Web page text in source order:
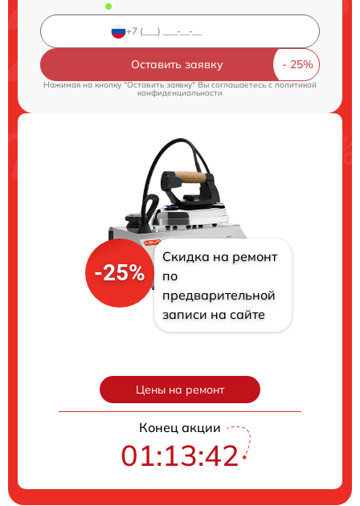
Оставить заявку
Нажимая на кнопку "Оставить заявку" Вы соглашаетесь cполитикой
конфиденциальности
-25%
Скидка на ремонт
по
предварительной
записи на сайте
Цены на ремонт
Конец акции
01:13:41